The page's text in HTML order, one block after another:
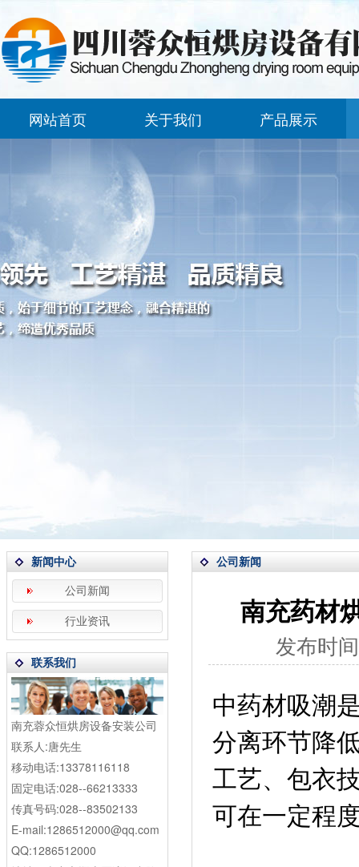
网站首页 关于我们 产品展示
新闻中心
公司新闻
行业资讯
联系我们
南充蓉众恒烘房设备安装公司
联系人:唐先生
移动电话:13378116118
固定电话:028--66213333
传真号码:028--83502133
E-mail:1286512000@qq.com
QQ:1286512000
公司新闻
南充药材
发布时
中药材吸潮
分离环节降
工艺、包衣
可在一定程